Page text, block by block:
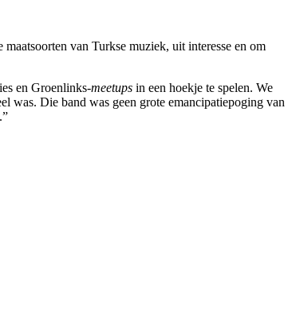
van Turkse muziek, uit interesse en om
en Groenlinks-meetups in een hoekje te spelen. We
was. Die band was geen grote emancipatiepoging van